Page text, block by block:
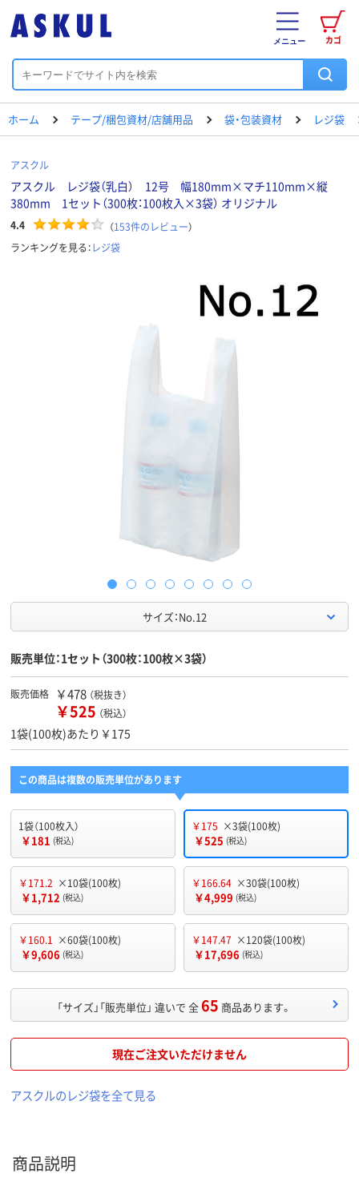
カゴ
メニュー
ホーム テープ/梱包資材/店舗用品 袋・包装資材 レジ袋
アスクル
アスクル レジ袋（乳白） 12号 幅180mm×マチ110mm×縦
380mm 1セット（300枚：100枚入×3袋） オリジナル
4.4 （153件のレビュー）
ランキングを見る：レジ袋
サイズ：No.12
販売単位：1セット（300枚：100枚×3袋）
販売価格 ￥478 （税抜き）
￥525 （税込）
1袋(100枚)あたり￥175
この商品は複数の販売単位があります
1袋（100枚入）
￥181 (税込)
￥175 ×3袋(100枚)
￥525 (税込)
￥171.2 ×10袋(100枚)
￥1,712 (税込)
￥166.64 ×30袋(100枚)
￥4,999 (税込)
￥160.1 ×60袋(100枚)
￥9,606 (税込)
￥147.47 ×120袋(100枚)
￥17,696 (税込)
「サイズ」「販売単位」 違いで 全65 商品あります。
現在ご注文いただけません
アスクルのレジ袋を全て見る
商品説明